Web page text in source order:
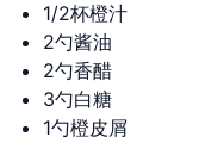
1/2杯橙汁
2勺酱油
2勺香醋
3勺白糖
1勺橙皮屑